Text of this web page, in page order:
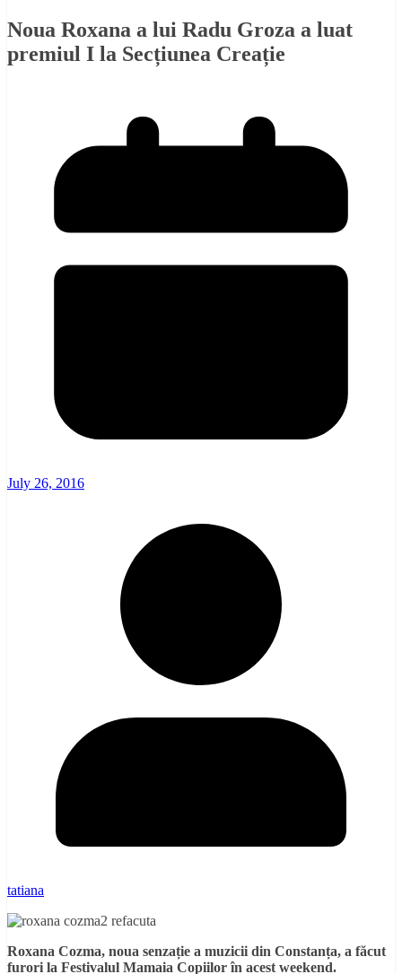
Noua Roxana a lui Radu Groza a luat
premiul I la Secțiunea Creație
July 26, 2016
tatiana
Roxana Cozma, noua senzație a muzicii din Constanța, a făcut
furori la Festivalul Mamaia Copiilor în acest weekend.